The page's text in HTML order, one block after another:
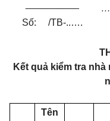
Số: /TB-..….
Kết quả kiểm tra
Tên